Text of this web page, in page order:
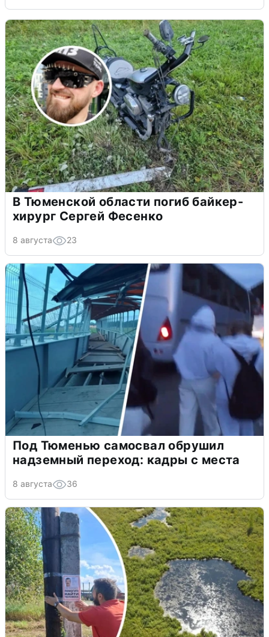
В Тюменской области погиб байкер-
хирург Сергей Фесенко
8 августа 23
Под Тюменью самосвал обрушил
надземный переход: кадры с места
8 августа 36